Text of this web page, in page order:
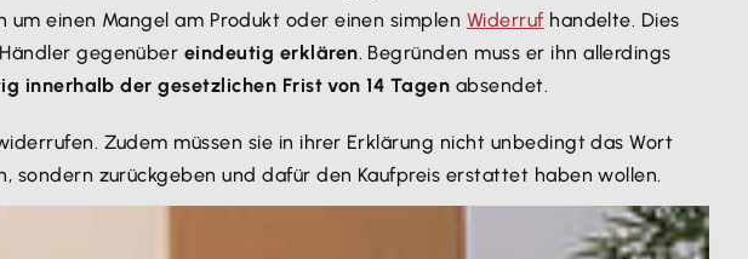
um einen Mangel am Produkt oder einen simplen Widerrufhandelte. Dies
gegenüber eindeutig erklären. Begründen muss er ihn allerdings
innerhalb der gesetzlichen Frist von 14 Tagen absendet.
Zudem müssen sie in ihrer Erklärung nicht unbedingt das Wort
sondern zurückgeben und dafür den Kaufpreis erstattet haben wollen.